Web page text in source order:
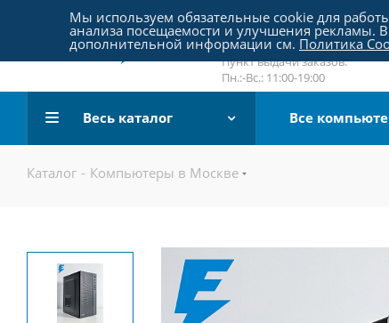
Пятницкое шоссе 18, пав. 267
email:sale@pc-arena.ru
Пн.:-Вс.: 10:00-20:00
Пункт выдачи заказов:
Пн.:-Вс.: 11:00-19:00
Весь каталог Все
Каталог - Компьютеры в Москве
Мы используем обязательные cookie для
анализа посещаемости и улучшения рекламы.
дополнительной информации см. Политика